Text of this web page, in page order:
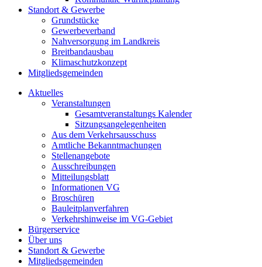
Standort & Gewerbe
Grundstücke
Gewerbeverband
Nahversorgung im Landkreis
Breitbandausbau
Klimaschutzkonzept
Mitgliedsgemeinden
Aktuelles
Veranstaltungen
Gesamtveranstaltungs Kalender
Sitzungsangelegenheiten
Aus dem Verkehrsausschuss
Amtliche Bekanntmachungen
Stellenangebote
Ausschreibungen
Mitteilungsblatt
Informationen VG
Broschüren
Bauleitplanverfahren
Verkehrshinweise im VG-Gebiet
Bürgerservice
Über uns
Standort & Gewerbe
Mitgliedsgemeinden